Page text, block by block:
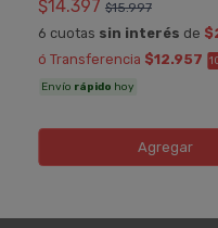
$14.397 $15.997
6 cuotas sin interés de
ó Transferencia $12.957
Envío rápido hoy
Agregar